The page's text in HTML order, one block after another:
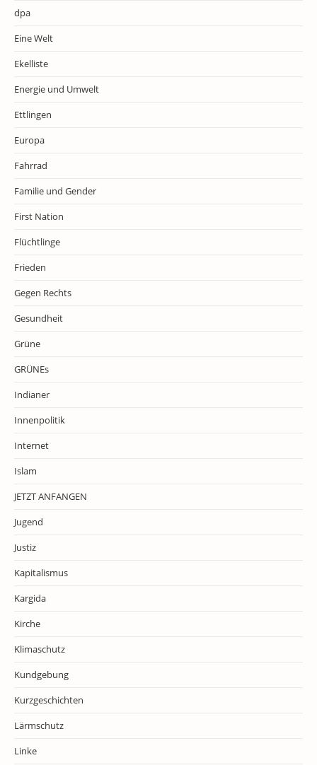
dpa
Eine Welt
Ekelliste
Energie und Umwelt
Ettlingen
Europa
Fahrrad
Familie und Gender
First Nation
Flüchtlinge
Frieden
Gegen Rechts
Gesundheit
Grüne
GRÜNEs
Indianer
Innenpolitik
Internet
Islam
JETZT ANFANGEN
Jugend
Justiz
Kapitalismus
Kargida
Kirche
Klimaschutz
Kundgebung
Kurzgeschichten
Lärmschutz
Linke